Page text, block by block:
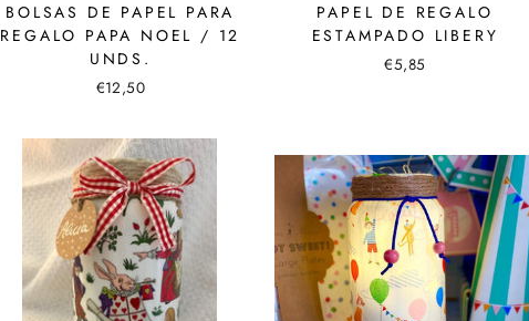
BOLSAS DE PAPEL PARA
REGALO PAPA NOEL / 12
UNDS.
€12,50
PAPEL DE REGALO
ESTAMPADO LIBERY
€5,85